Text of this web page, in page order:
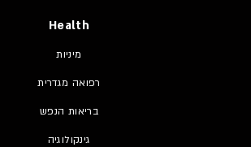
Health
מיניות
רפואה מגדרית
בריאות הנפש
גינקולוגיה